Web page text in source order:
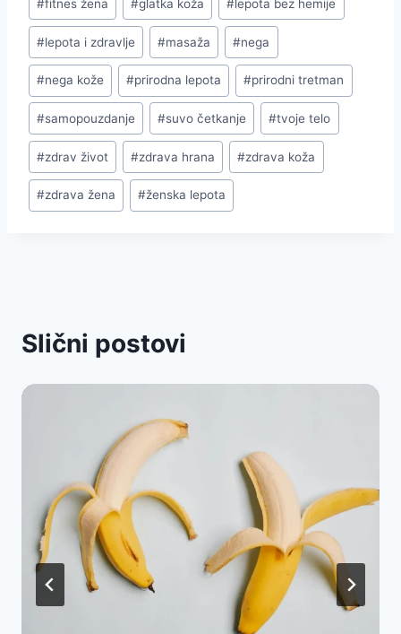
#fitnes žena #glatka koža #lepota bez hemije
#lepota i zdravlje #masaža #nega
#nega kože #prirodna lepota #prirodni tretman
#samopouzdanje #suvo četkanje #tvoje telo
#zdrav život #zdrava hrana #zdrava koža
#zdrava žena #ženska lepota
Slični postovi